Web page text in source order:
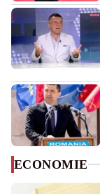
ECONOMIE